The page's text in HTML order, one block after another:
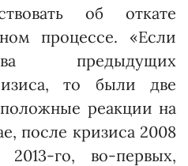
об откате
процессе. «Если
предыдущих
то были две
реакции на
после кризиса 2008
го, во-первых,